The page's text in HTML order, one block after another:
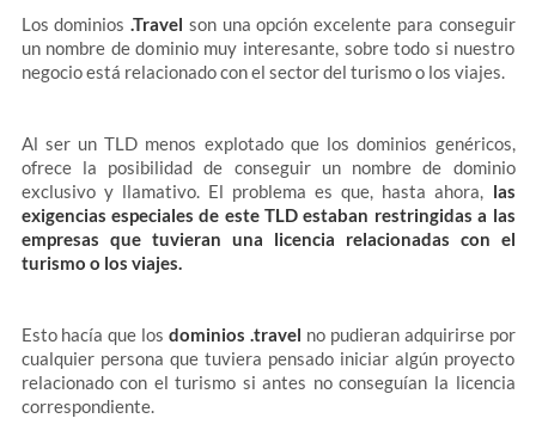
Los dominios .Travel son una opción excelente para conseguir
un nombre de dominio muy interesante, sobre todo si nuestro
negocio está relacionado con el sector del turismo o los viajes.
Al ser un TLD menos explotado que los dominios genéricos,
ofrece la posibilidad de conseguir un nombre de dominio
exclusivo y llamativo. El problema es que, hasta ahora, las
exigencias especiales de este TLD estaban restringidas a las
empresas que tuvieran una licencia relacionadas con el
turismo o los viajes.
Esto hacía que losdominios .travel no pudieran adquirirse por
cualquier persona que tuviera pensado iniciar algún proyecto
relacionado con el turismo si antes no conseguían la licencia
correspondiente.